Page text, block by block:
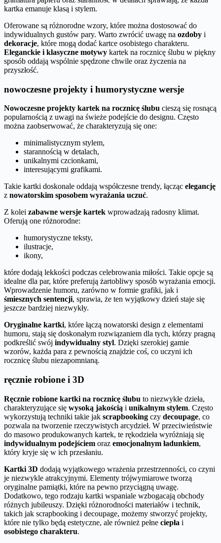
kartka emanuje klasą i stylem.
Oferowane są różnorodne wzory, które można dostosować do
indywidualnych gustów pary. Warto zwrócić uwagę na ozdoby i
dekoracje, które mogą dodać kartce osobistego charakteru.
Eleganckie i klasyczne motywy kartek na rocznicę ślubu w piękny
sposób oddają wspólnie spędzone chwile oraz życzenia na
przyszłość.
nowoczesne projekty i humorystyczne wersje
Nowoczesne projekty kartek na rocznicę ślubu cieszą się rosnącą
popularnością z uwagi na świeże podejście do designu. Często
można zaobserwować, że charakteryzują się one:
minimalistycznym stylem,
starannością w detalach,
unikalnymi czcionkami,
interesującymi grafikami.
Takie kartki doskonale oddają współczesne trendy, łącząc elegancję
z nowatorskim sposobem wyrażania uczuć.
Z kolei zabawne wersje kartek wprowadzają radosny klimat.
Oferują one różnorodne:
humorystyczne teksty,
ilustracje,
ikony,
które dodają lekkości podczas celebrowania miłości. Takie opcje są
idealne dla par, które preferują żartobliwy sposób wyrażania emocji.
Wprowadzenie humoru, zarówno w formie grafiki, jak i
śmiesznych sentencji, sprawia, że ten wyjątkowy dzień staje się
jeszcze bardziej niezwykły.
Oryginalne kartki, które łączą nowatorski design z elementami
humoru, stają się doskonałym rozwiązaniem dla tych, którzy pragną
podkreślić swój indywidualny styl. Dzięki szerokiej gamie
wzorów, każda para z pewnością znajdzie coś, co uczyni ich
rocznicę ślubu niezapomnianą.
ręcznie robione i 3D
Ręcznie robione kartki na rocznicę ślubu to niezwykłe dzieła,
charakteryzujące się wysoką jakością i unikalnym stylem. Często
wykorzystują techniki takie jak scrapbooking czy decoupage, co
pozwala na tworzenie rzeczywistych arcydzieł. W przeciwieństwie
do masowo produkowanych kartek, te rękodzieła wyróżniają się
indywidualnym podejściem oraz emocjonalnym ładunkiem,
który kryje się w ich przesłaniu.
Kartki 3D dodają wyjątkowego wrażenia przestrzenności, co czyni
je niezwykle atrakcyjnymi. Elementy trójwymiarowe tworzą
oryginalne pamiątki, które na pewno przyciągną uwagę.
Dodatkowo, tego rodzaju kartki wspaniale wzbogacają obchody
różnych jubileuszy. Dzięki różnorodności materiałów i technik,
takich jak scrapbooking i decoupage, możemy stworzyć projekty,
które nie tylko będą estetyczne, ale również pełne ciepła i
osobistego charakteru.